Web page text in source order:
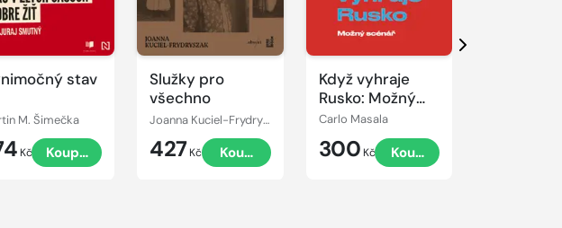
stav
M. Šimečka
Kč Koupit
Služky pro
všechno
Joanna Kuciel-Frydryszak
427Kč Koupit
Když vyhraje
Rusko: Možný
scénář
Carlo Masala
300 Kč Koupit
Přehrát
ukázku
Další